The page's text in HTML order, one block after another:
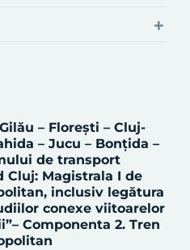
– Floreşti – Cluj-
– Jucu – Bonţida –
de transport
Magistrala I de
inclusiv legătura
conexe viitoarelor
– Componenta 2.Tren